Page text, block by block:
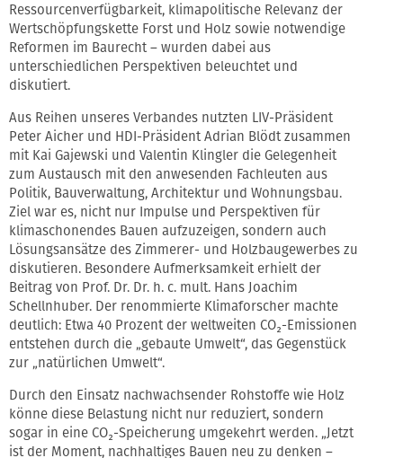
Ressourcenverfügbarkeit, klimapolitische Relevanz der
Wertschöpfungskette Forst und Holz sowie notwendige
Reformen im Baurecht – wurden dabei aus
unterschiedlichen Perspektiven beleuchtet und
diskutiert.
Aus Reihen unseres Verbandes nutzten LIV-Präsident
Peter Aicher und HDI-Präsident Adrian Blödt zusammen
mit Kai Gajewski und Valentin Klingler die Gelegenheit
zum Austausch mit den anwesenden Fachleuten aus
Politik, Bauverwaltung, Architektur und Wohnungsbau.
Ziel war es, nicht nur Impulse und Perspektiven für
klimaschonendes Bauen aufzuzeigen, sondern auch
Lösungsansätze des Zimmerer- und Holzbaugewerbes zu
diskutieren. Besondere Aufmerksamkeit erhielt der
Beitrag von Prof. Dr. Dr. h. c. mult. Hans Joachim
Schellnhuber. Der renommierte Klimaforscher machte
deutlich: Etwa 40 Prozent der weltweiten CO₂-Emissionen
entstehen durch die „gebaute Umwelt“, das Gegenstück
zur „natürlichen Umwelt“.
Durch den Einsatz nachwachsender Rohstoffe wie Holz
könne diese Belastung nicht nur reduziert, sondern
sogar in eine CO₂-Speicherung umgekehrt werden. „Jetzt
ist der Moment, nachhaltiges Bauen neu zu denken –